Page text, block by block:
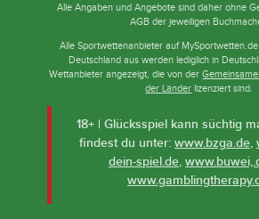
Alle Angaben und Angebote sind daher ohne
AGB der jeweiligen
Alle Sportwettenanbieter auf
Deutschland aus werden lediglich in
Wettanbieter angezeigt, die von der
der Länder lizenziert sind.
18+ | Glücksspiel kann süchtig
findest du unter: www.bzga.de,
dein-spiel.de,